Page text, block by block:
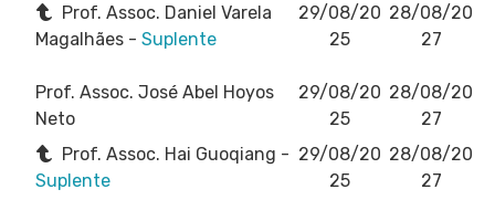
Prof. Assoc. Daniel Varela
Magalhães - Suplente
29/08/20
25
28/08/20
27
Prof. Assoc. José Abel Hoyos
Neto
29/08/20
25
28/08/20
27
Prof. Assoc. Hai Guoqiang -
Suplente
29/08/20
25
28/08/20
27